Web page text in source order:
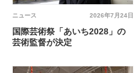
2026年7月24日
ニュース
国際芸術祭「あいち2028」の
芸術監督が決定